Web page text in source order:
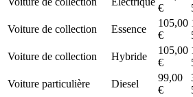
€
Voiture de collection Essence
105,00
€
Voiture de collection Hybride
105,00
€
Voiture particulière Diesel
99,00
€